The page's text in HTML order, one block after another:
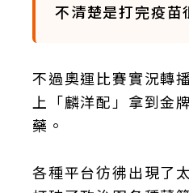
不清楚是打完疫苗
不過奧運比賽實況轉
上「麟洋配」拿到金
藥。
各種平台彷彿出現了